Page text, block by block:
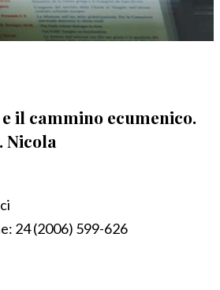
il cammino ecumenico.
Nicola
24 (2006) 599-626